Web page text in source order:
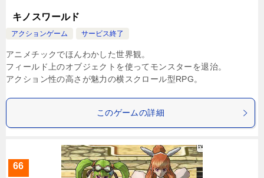
キノスワールド
アクションゲーム サービス終了
アニメチックでほんわかした世界観。
フィールド上のオブジェクトを使ってモンスターを退治。
アクション性の高さが魅力の横スクロール型RPG。
このゲームの詳細
66